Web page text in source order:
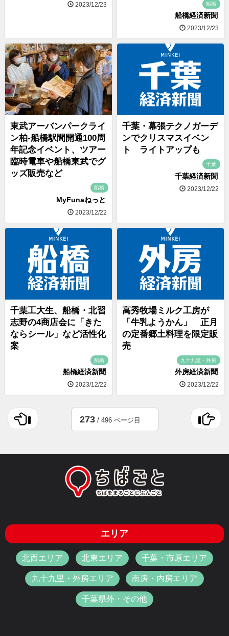
2023/12/23 船橋
船橋経済新聞
2023/12/23
東武アーバンパークライ
ン柏-船橋駅間開通100周
年記念イベント、ツアー
臨時電車や船橋東武でグ
ッズ販売など
船橋
MyFunaねっと
2023/12/22
千葉・幕張テクノガーデ
ンでクリスマスイベン
ト ライトアップも
千葉
千葉経済新聞
2023/12/22
千葉工大生、船橋・北習
志野の4商店会に「きた
ならシール」など活性化
案
船橋
船橋経済新聞
2023/12/22
高秀牧場ミルク工房が
「牛乳ようかん」 正月
の定番郷土料理を限定販
売
九十九里・外房
外房経済新聞
2023/12/22
273/ 496 ページ目
エリア
北西エリア 北東エリア 千葉・市原エリア
九十九里・外房エリア 南房・内房エリア
千葉県外・その他